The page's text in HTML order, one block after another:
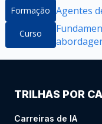
Formação Agentes
Curso
TRILHAS POR
Carreiras de IA